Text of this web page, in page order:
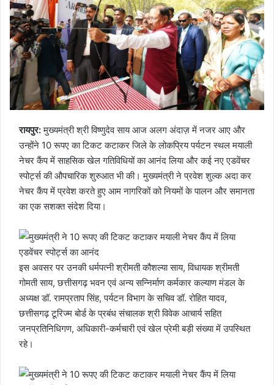
रायपुर:मुख्यमंत्री श्री विष्णुदेव साय आज अलग अंदाज़ में नजर आए और
उन्होंने 10 रूपए का टिकट कटाकर जिले के लोकप्रिय पर्यटन स्थल मयाली
नेचर कैंप में साहसिक खेल गतिविधियों का आनंद लिया और कई नए एडवेंचर
स्पोर्ट्स की औपचारिक शुरुआत भी की। मुख्यमंत्री ने प्रवेश शुल्क अदा कर
नेचर कैंप में प्रवेश करते हुए आम नागरिकों को नियमों के पालन और समानता
का एक सशक्त संदेश दिया।
इस अवसर पर उनकी धर्मपत्नी श्रीमती कौशल्या साय, विधायक श्रीमती
गोमती साय, छत्तीसगढ़ भवन एवं अन्य सन्निर्माण कर्मकार कल्याण मंडल के
अध्यक्ष डॉ. रामप्रताप सिंह, पर्यटन विभाग के सचिव डॉ. रोहित यादव,
छत्तीसगढ़ टूरिज्म बोर्ड के प्रबंध संचालक श्री विवेक आचार्य सहित
जनप्रतिनिधिगण, अधिकारी-कर्मचारी एवं खेल प्रेमी बड़ी संख्या में उपस्थित
रहे।